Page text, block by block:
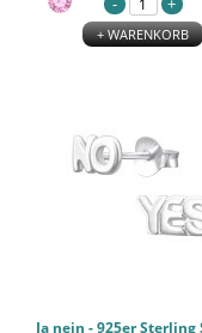
+ WARENKORB